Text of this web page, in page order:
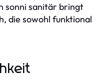
sonni sanitär bringt
die sowohl funktional